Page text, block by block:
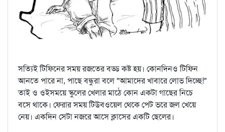
সত্যিই টিফিনের সময় রজতের বড্ড কষ্ট হয়। কোনদিনও টিফিন
আনতে পারে না, পাছে বন্ধুরা বলে "আমাদের খাবারে লোভ দিচ্ছে!"
তাই ও ওইসময়ে স্কুলের খেলার মাঠে কোন একটা গাছের নিচে
বসে থাকে। ফেরার সময় টিউবওয়েল থেকে পেট ভরে জল খেয়ে
নেয়। একদিন সেটা নজরে আসে ক্লাসের একটি ছেলের।